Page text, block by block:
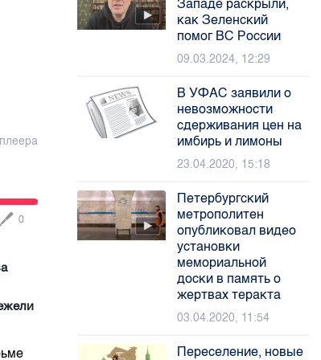
0
Западе раскрыли,
как Зеленский
помог ВС России
09.03.2024, 12:29
В УФАС заявили о
невозможности
сдерживания цен на
имбирь и лимоны
23.04.2020, 15:18
Петербургский
метрополитен
опубликовал видео
установки
мемориальной
доски в память о
жертвах теракта
03.04.2020, 11:54
Переселение, новые